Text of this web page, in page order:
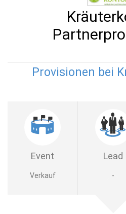
Provisionen bei
Event Lead
Verkauf -